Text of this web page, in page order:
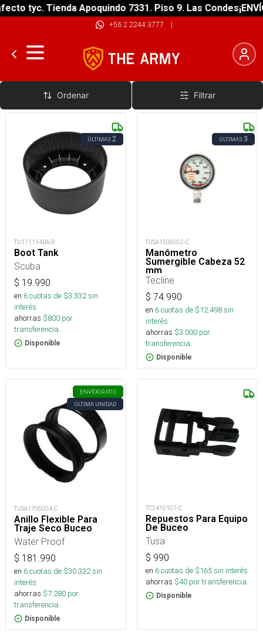
tyc. Tienda Apoquindo 7331. Piso 9. Las Condes
+56 2 2244 3777 |
Repuestos Regulares
Ordenar Filtrar
ÚLTIMAS2
TU171114BA-R
Boot Tank
Scuba
$ 19.990
en 6cuotas de $3.332sin
interés
ahorras $800 por
transferencia.
Disponible
ÚLTIMAS3
TUSA1506002-C
Manómetro
Sumergible Cabeza 52
mm
Tecline
$ 74.990
en 6cuotas de $12.498sin
interés
ahorras $3.000 por
transferencia.
Disponible
ENVÍOGRATIS
ÚLTIMA UNIDAD
TUSA1706004-C
Anillo Flexible Para
Traje Seco Buceo
Water Proof
$ 181.990
en 6cuotas de $30.332sin
interés
ahorras $7.280 por
transferencia.
Disponible
TC2410107-C
Repuestos Para Equipo
De Buceo
Tusa
$ 990
en 6cuotas de $165sin interés
ahorras $40 por transferencia.
Disponible